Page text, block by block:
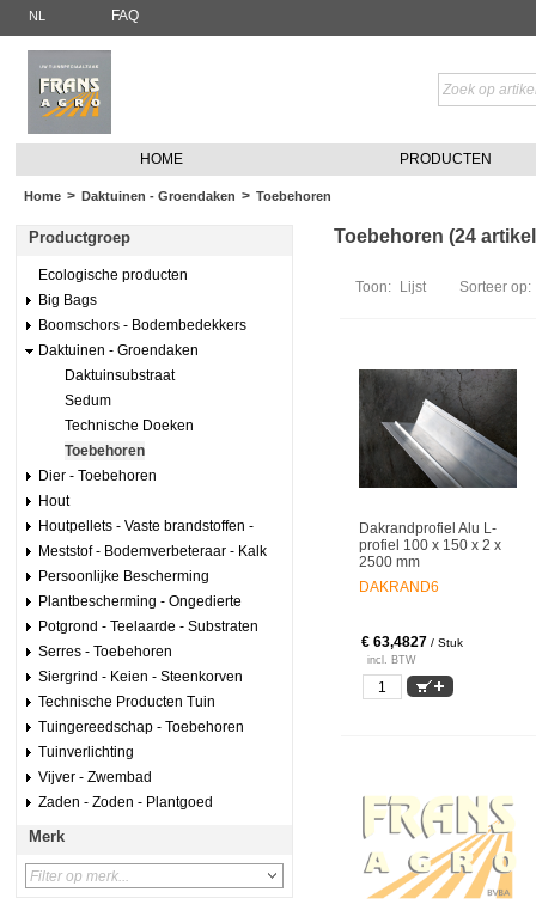
NL FAQ
HOME PRODUCTEN
Home > Daktuinen - Groendaken > Toebehoren
Productgroep
Ecologische producten
Big Bags
Boomschors - Bodembedekkers
Daktuinen - Groendaken
Daktuinsubstraat
Sedum
Technische Doeken
Toebehoren
Dier - Toebehoren
Hout
Houtpellets - Vaste brandstoffen -
Meststof - Bodemverbeteraar - Kalk
Persoonlijke Bescherming
Plantbescherming - Ongedierte
Potgrond - Teelaarde - Substraten
Serres - Toebehoren
Siergrind - Keien - Steenkorven
Technische Producten Tuin
Tuingereedschap - Toebehoren
Tuinverlichting
Vijver - Zwembad
Zaden - Zoden - Plantgoed
Merk
Toebehoren (24
Toon: Lijst Sorteer op:
Dakrandprofiel Alu L-
profiel 100 x 150 x 2 x
2500 mm
DAKRAND6
€ 63,4827 / Stuk
incl. BTW